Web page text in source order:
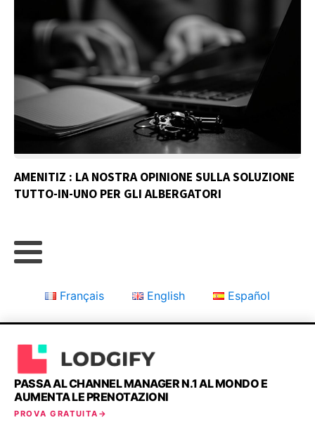
AMENITIZ : LA NOSTRA OPINIONE SULLA SOLUZIONE
TUTTO-IN-UNO PER GLI ALBERGATORI
Français English Español
ไทย Ελληνικά Polski
PASSA AL CHANNEL MANAGER N.1 AL MONDO E
AUMENTA LE PRENOTAZIONI
PROVA GRATUITA